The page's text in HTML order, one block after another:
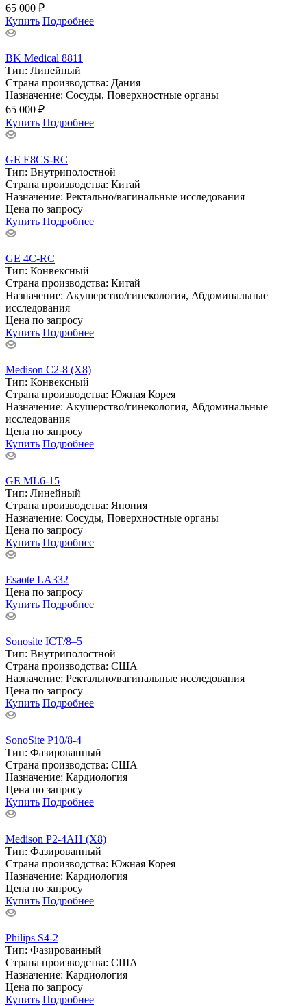
65 000 ₽
Купить Подробнее
BK Medical 8811
Тип: Линейный
Страна производства: Дания
Назначение: Сосуды, Поверхностные органы
65 000 ₽
Купить Подробнее
GE E8CS-RC
Тип: Внутриполостной
Страна производства: Китай
Назначение: Ректально/вагинальные исследования
Цена по запросу
Купить Подробнее
GE 4C-RC
Тип: Конвексный
Страна производства: Китай
Назначение: Акушерство/гинекология, Абдоминальные
исследования
Цена по запросу
Купить Подробнее
Medison C2-8 (X8)
Тип: Конвексный
Страна производства: Южная Корея
Назначение: Акушерство/гинекология, Абдоминальные
исследования
Цена по запросу
Купить Подробнее
GE ML6-15
Тип: Линейный
Страна производства: Япония
Назначение: Сосуды, Поверхностные органы
Цена по запросу
Купить Подробнее
Esaote LA332
Цена по запросу
Купить Подробнее
Sonosite ICT/8–5
Тип: Внутриполостной
Страна производства: США
Назначение: Ректально/вагинальные исследования
Цена по запросу
Купить Подробнее
SonoSite P10/8-4
Тип: Фазированный
Страна производства: США
Назначение: Кардиология
Цена по запросу
Купить Подробнее
Medison P2-4AH (X8)
Тип: Фазированный
Страна производства: Южная Корея
Назначение: Кардиология
Цена по запросу
Купить Подробнее
Philips S4-2
Тип: Фазированный
Страна производства: США
Назначение: Кардиология
Цена по запросу
Купить Подробнее